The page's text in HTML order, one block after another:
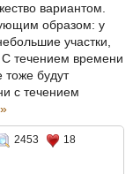
вариантом.
образом: у
участки,
С течением времени
тоже будут
с течением
»
2453
18